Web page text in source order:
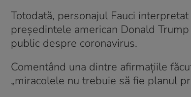
Totodată, personajul Fauci
președintele american Donald
public despre coronavirus.
Comentând una dintre afirmațiile
„miracolele nu trebuie să fie planul